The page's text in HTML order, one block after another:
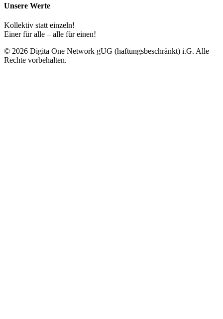
Unsere Werte
Kollektiv statt einzeln!
Einer für alle – alle für einen!
© 2026 Digita One Network gUG (haftungsbeschränkt) i.G. Alle
Rechte vorbehalten.